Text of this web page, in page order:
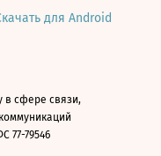
для Android
в сфере связи,
77-79546